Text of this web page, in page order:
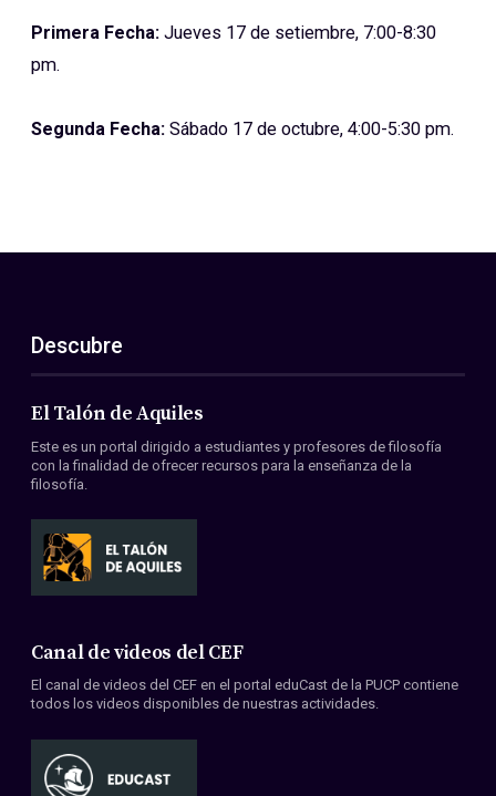
Primera Fecha: Jueves 17 de setiembre, 7:00-8:30
pm.
Segunda Fecha: Sábado 17 de octubre, 4:00-5:30 pm.
Descubre
El Talón de Aquiles
Este es un portal dirigido a estudiantes y profesores de filosofía
con la finalidad de ofrecer recursos para la enseñanza de la
filosofía.
Canal de videos del CEF
El canal de videos del CEF en el portal eduCast de la PUCP contiene
todos los videos disponibles de nuestras actividades.